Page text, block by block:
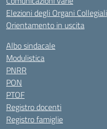
Elezioni degli Organi Collegiali
Orientamento in uscita
Albo sindacale
Modulistica
PNRR
PON
PTOF
Registro docenti
Registro famiglie